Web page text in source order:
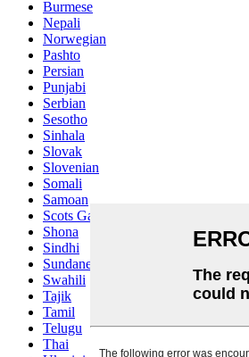
Burmese
Nepali
Norwegian
Pashto
Persian
Punjabi
Serbian
Sesotho
Sinhala
Slovak
Slovenian
Somali
Samoan
Scots Gaelic
Shona
Sindhi
Sundanese
Swahili
Tajik
Tamil
Telugu
Thai